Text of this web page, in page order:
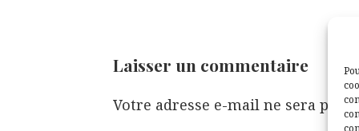
t
o
Laisser un commentaire
Votre adresse e-mail ne sera pas